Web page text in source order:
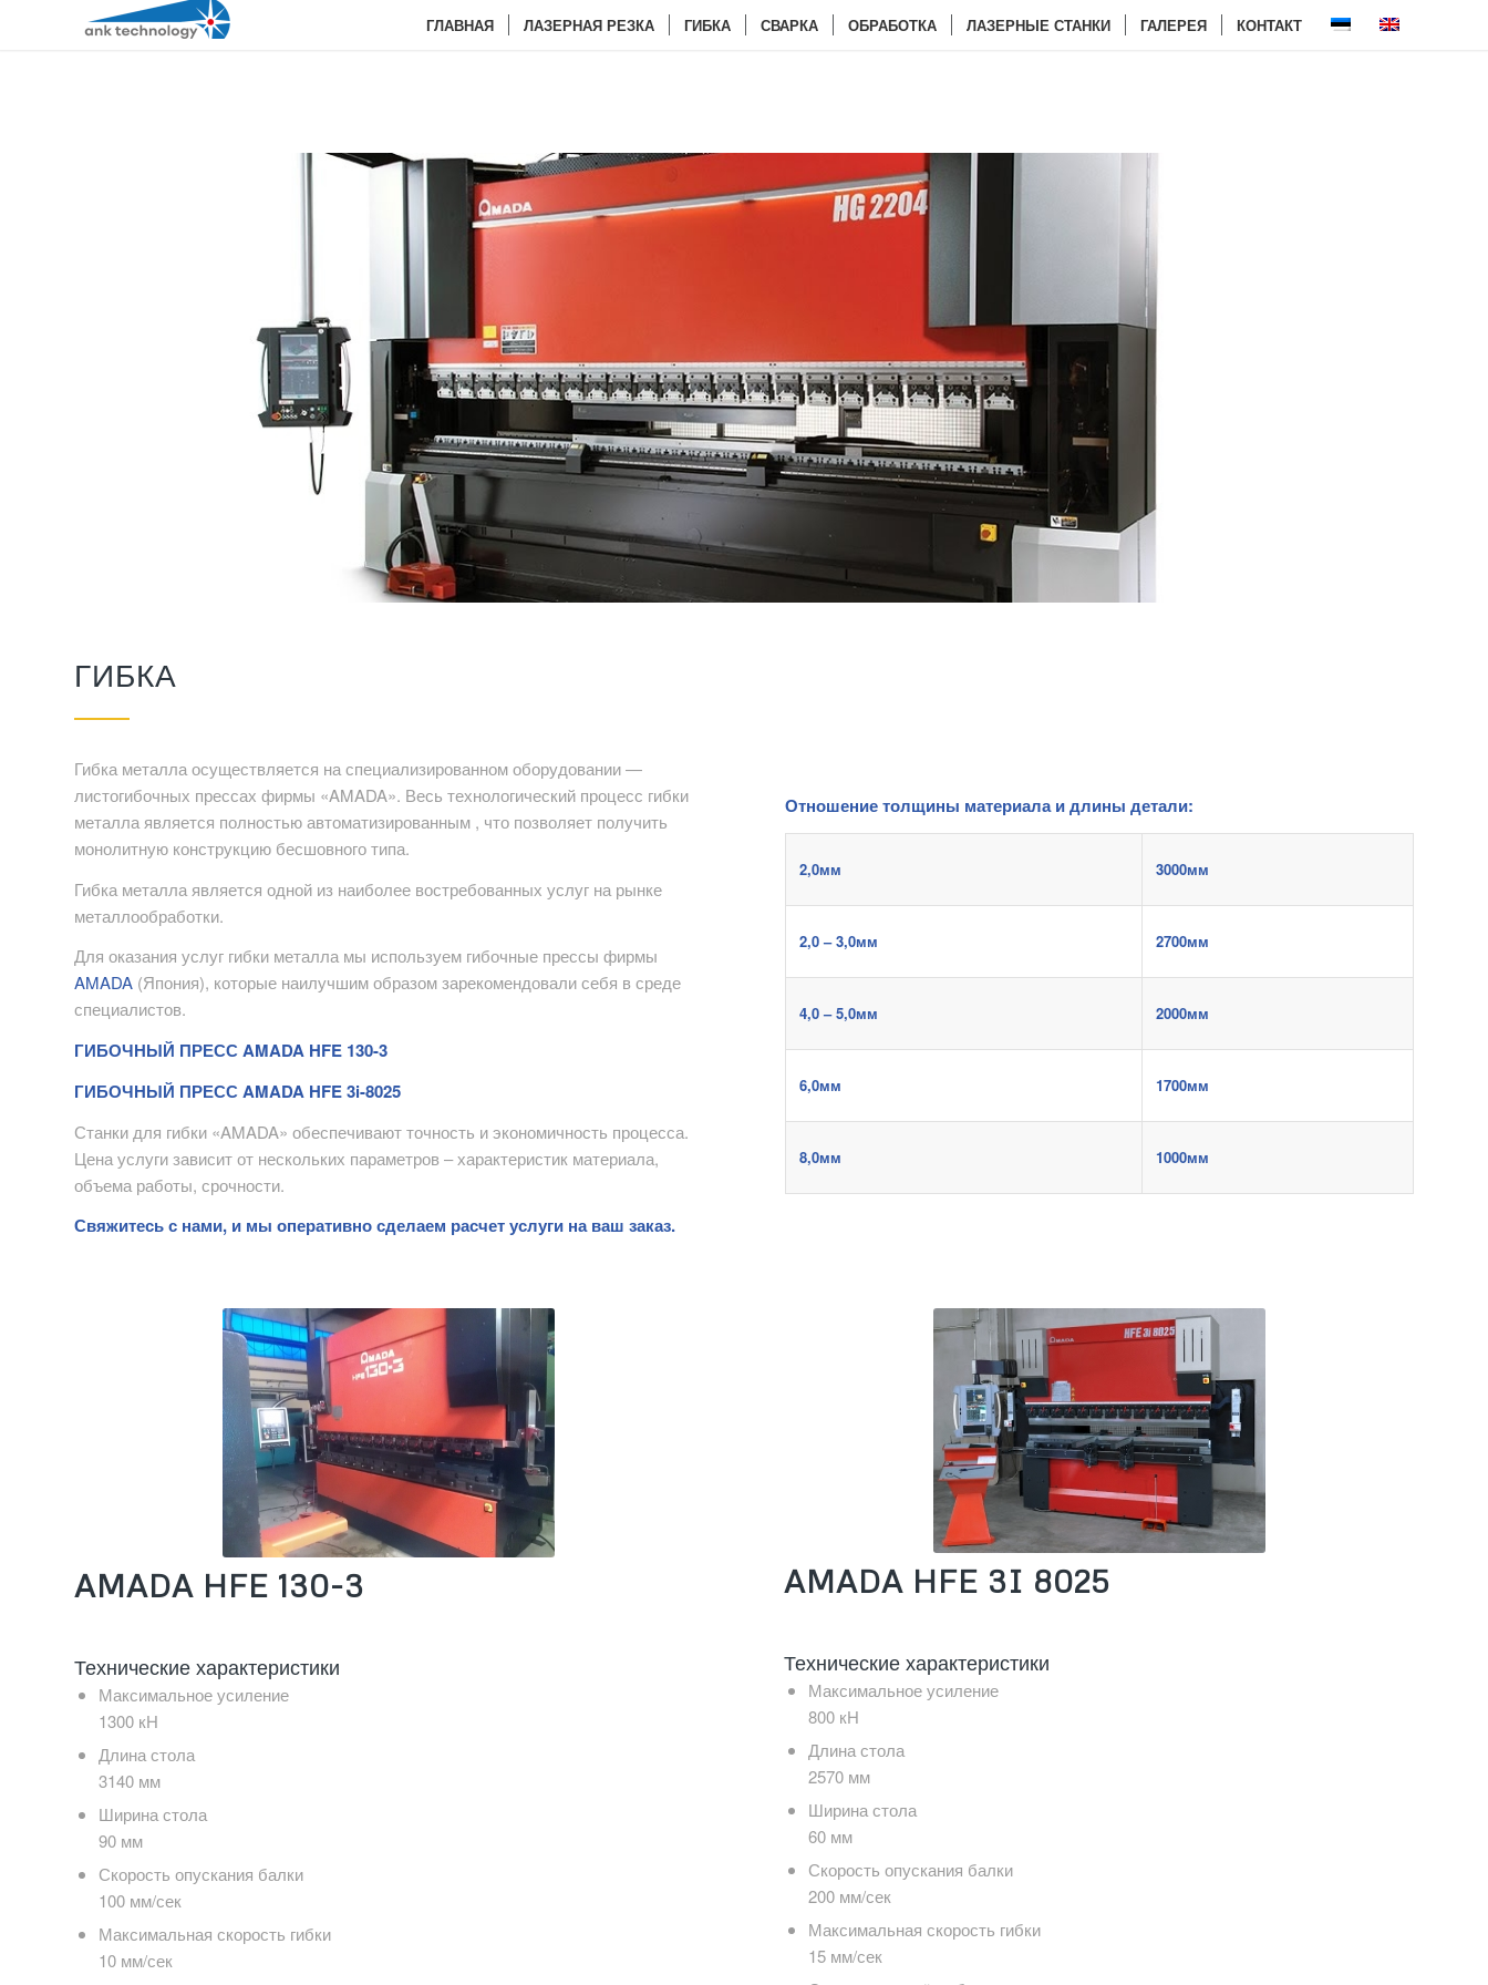
ГЛАВНАЯ ЛАЗЕРНАЯ РЕЗКА ГИБКА СВАРКА ОБРАБОТКА ЛАЗЕРНЫЕ СТАНКИ ГАЛЕРЕЯ КОНТАКТ
ГИБКА
Гибка металла осуществляется на специализированном оборудовании —
листогибочных прессах фирмы «AMADA». Весь технологический процесс гибки
металла является полностью автоматизированным , что позволяет получить
монолитную конструкцию бесшовного типа.
Гибка металла является одной из наиболее востребованных услуг на рынке
металлообработки.
Для оказания услуг гибки металла мы используем гибочные прессы фирмы
AMADA (Япония), которые наилучшим образом зарекомендовали себя в среде
специалистов.
ГИБОЧНЫЙ ПРЕСС AMADA HFE 130-3
ГИБОЧНЫЙ ПРЕСС AMADA HFE 3i-8025
Станки для гибки «AMADA» обеспечивают точность и экономичность процесса.
Цена услуги зависит от нескольких параметров – характеристик материала,
объема работы, срочности.
Свяжитесь с нами, и мы оперативно сделаем расчет услуги на ваш заказ.
Отношение толщины материала и длины детали:
2,0мм 3000мм
2,0 – 3,0мм 2700мм
4,0 – 5,0мм 2000мм
6,0мм 1700мм
8,0мм 1000мм
AMADA HFE 130-3
Технические характеристики
Максимальное усиление
1300 кН
Длина стола
3140 мм
Ширина стола
90 мм
Скорость опускания балки
100 мм/сек
Максимальная скорость гибки
10 мм/сек
AMADA HFE 3I 8025
Технические характеристики
Максимальное усиление
800 кН
Длина стола
2570 мм
Ширина стола
60 мм
Скорость опускания балки
200 мм/сек
Максимальная скорость гибки
15 мм/сек